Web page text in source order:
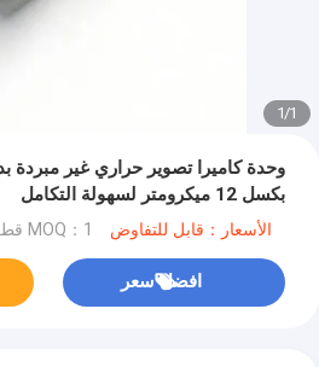
1
/
1
بكسل 12 ميكرومتر لسهولة التكامل
الأسعار：قابل للتفاوض MOQ：1 قطعة
افضل سعر